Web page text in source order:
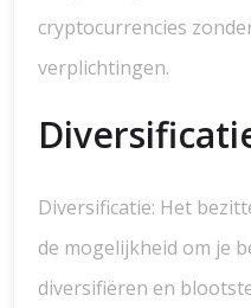
cryptocurrencies
verplichtingen.
Diversificatie: Het
de mogelijkheid om je
diversifiëren en